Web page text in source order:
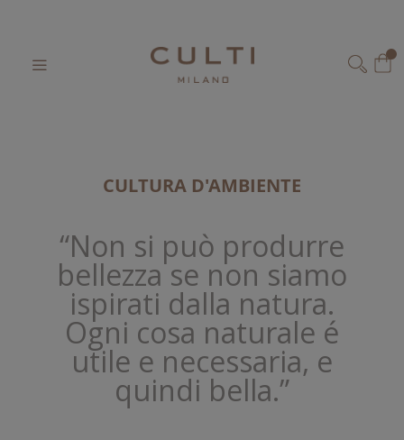
contenuto
Il
CULTURA D'AMBIENTE
“Non si può produrre
bellezza se non siamo
ispirati dalla natura.
Ogni cosa naturale é
utile e necessaria, e
quindi bella.”